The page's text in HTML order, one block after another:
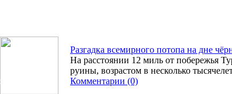
Разгадка всемирного потопа на дне
На расстоянии 12 миль от побережья
руины, возрастом в несколько
Комментарии (0)